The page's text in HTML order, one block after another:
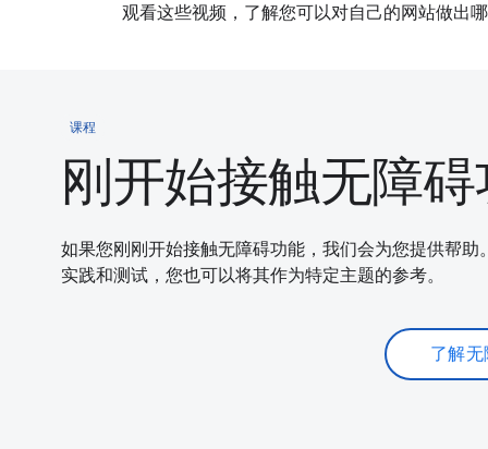
观看这些视频，了解您可以对自己的网站做出
课程
刚开始接触无障
如果您刚刚开始接触无障碍功能，我们会为您提供帮
实践和测试，您也可以将其作为特定主题的参考。
了解